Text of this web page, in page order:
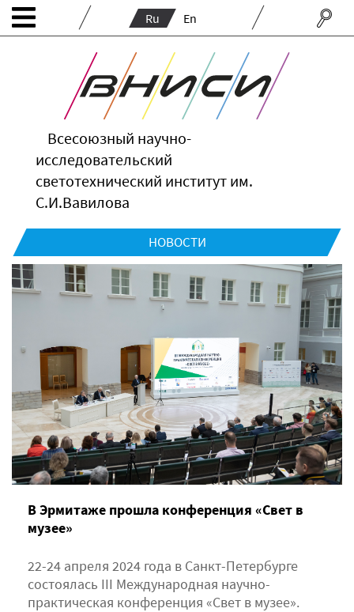
Ru En
Всесоюзный научно-
исследовательский
светотехнический институт им.
С.И.Вавилова
НОВОСТИ
В Эрмитаже прошла конференция «Свет в
музее»
22-24 апреля 2024 года в Санкт-Петербурге
состоялась III Международная научно-
практическая конференция «Свет в музее».